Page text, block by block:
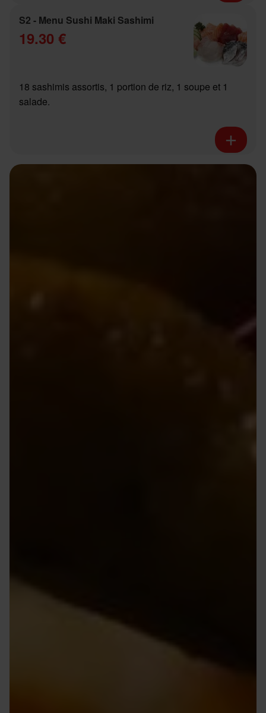
S2 - Menu Sushi Maki Sashimi
19.30 €
18 sashimis assortis, 1 portion de riz, 1 soupe et 1
salade.